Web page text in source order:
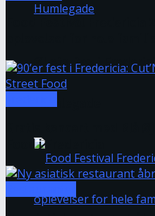
Øllets Dag i
Humlegade
Food i Fredericia